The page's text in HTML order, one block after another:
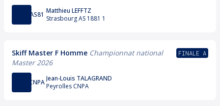
AS81 Strasbourg AS 1881 1
Matthieu LEFFTZ
Skiff Master F Homme Championnat national
Master 2026
FINALE A
CNPAPeyrolles CNPA
Jean-Louis TALAGRAND